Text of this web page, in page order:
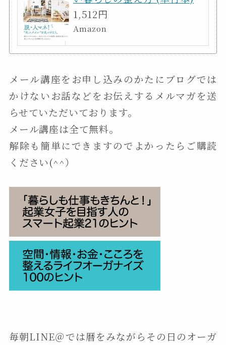
1,512円
Amazon
メール講座をお申し込みのかたにブログでは
かけないお話などをお伝えするメルマガを送
らせていただいております。
メール講座は全て無料。
解除も簡単にできますのでよかったらご購読
ください(^^）
毎朝LINE＠では暦をみながらその日のオーガ